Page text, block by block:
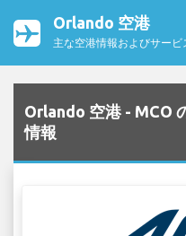
Orlando 空港
主な空港情報およびサービ
Orlando 空港 - MCO
情報